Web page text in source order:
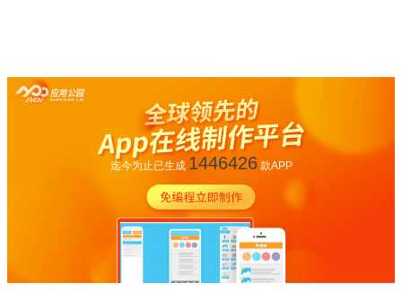
迄今为止已生成 1446426款APP